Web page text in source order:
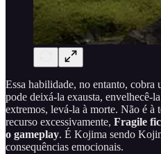
Essa habilidade, no entanto, cobra
pode deixá-la exausta, envelhecê-
extremos, levá-la à morte. Não é à
recurso excessivamente, Fragile
o gameplay. É Kojima sendo
consequências emocionais.